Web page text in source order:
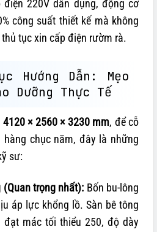
220V dân dụng, động cơ
công suất thiết kế mà không
tục xin cấp điện rườm rà.
Hướng Dẫn: Mẹo
Dưỡng Thực Tế
× 2560 × 3230 mm, để cỗ
chục năm, đây là những
sư:
(Quan trọng nhất): Bốn bu-lông
áp lực khổng lồ. Sàn bê tông
đạt mác tối thiểu 250, độ dày